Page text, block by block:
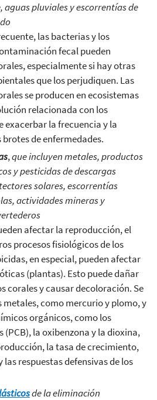
pluviales y escorrentías de
las bacterias y los
fecal pueden
especialmente si hay otras
que los perjudiquen. Las
se producen en ecosistemas
relacionada con los
exacerbar la frecuencia y la
de enfermedades.
,que incluyen metales, productos
y pesticidas de descargas
solares, escorrentías
actividades mineras y
afectar la reproducción, el
procesos fisiológicos de los
en especial, pueden afectar
(plantas). Esto puede dañar
corales y causar decoloración. Se
metales, como mercurio y plomo, y
orgánicos, como los
la oxibenzona y la dioxina,
la tasa de crecimiento,
respuestas defensivas de los
de la eliminación